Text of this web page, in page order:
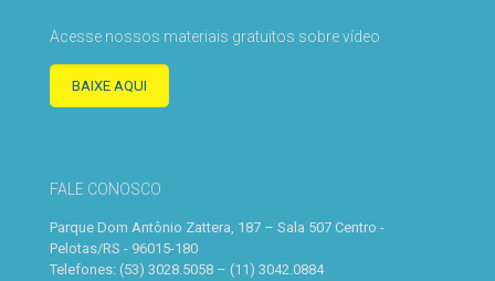
Acesse nossos materiais gratuitos sobre vídeo
BAIXE AQUI
FALE CONOSCO
Parque Dom Antônio Zattera, 187 – Sala 507 Centro -
Pelotas/RS - 96015-180
Telefones: (53) 3028.5058 – (11) 3042.0884